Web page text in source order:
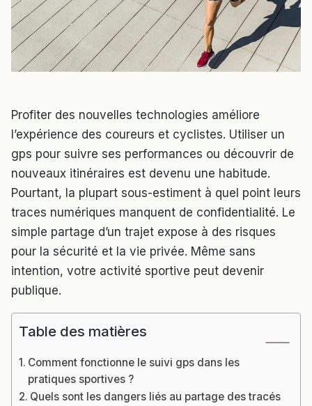
Profiter des nouvelles technologies améliore
l’expérience des coureurs et cyclistes. Utiliser un
gps pour suivre ses performances ou découvrir de
nouveaux itinéraires est devenu une habitude.
Pourtant, la plupart sous-estiment à quel point leurs
traces numériques manquent de confidentialité. Le
simple partage d’un trajet expose à des risques
pour la sécurité et la vie privée. Même sans
intention, votre activité sportive peut devenir
publique.
Table des matières
Comment fonctionne le suivi gps dans les
pratiques sportives ?
Quels sont les dangers liés au partage des tracés